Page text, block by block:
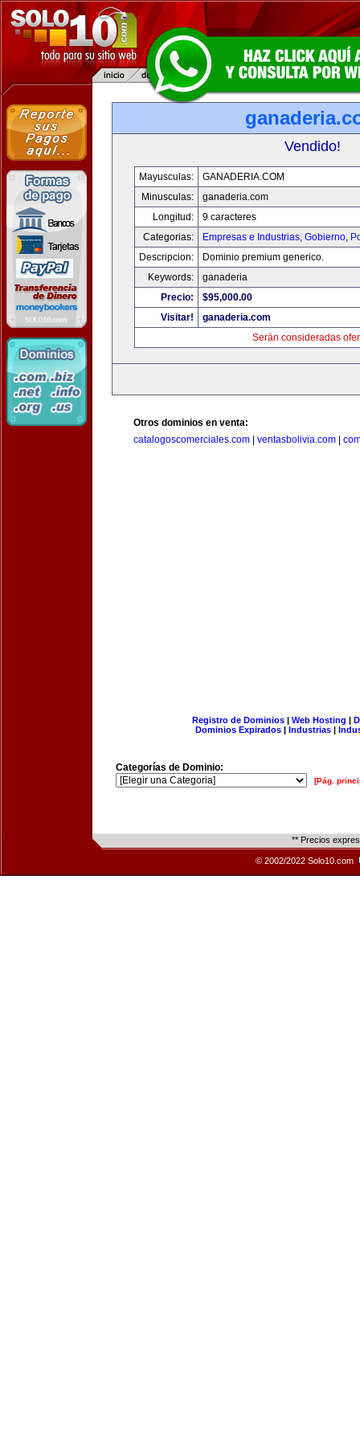
Vendido!
Mayusculas:
GANADERIA.COM
Minusculas:
ganaderia.com
Longitud:
9 caracteres
Categorias:
Empresas e Industrias, Gobierno,
Descripcion:
Dominio premium generico.
Keywords:
ganaderia
Precio:
$95,000.00
Visitar!
ganaderia.com
Serán consideradas
Otros dominios en venta:
catalogoscomerciales.com
ventasbolivia.com
Registro de Dominios| Web Hosting |
Dominios Expirados | Industrias |
Categorías de Dominio:
[Pág.
** Precios
© 2002/2022 Solo10.com